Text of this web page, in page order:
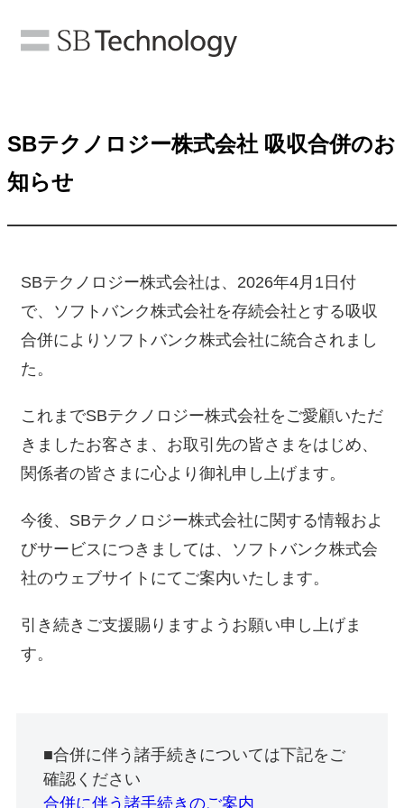
SBテクノロジー株式会社 吸収合併のお
知らせ
SBテクノロジー株式会社は、2026年4月1日付
で、ソフトバンク株式会社を存続会社とする吸収
合併によりソフトバンク株式会社に統合されまし
た。
これまでSBテクノロジー株式会社をご愛顧いただ
きましたお客さま、お取引先の皆さまをはじめ、
関係者の皆さまに心より御礼申し上げます。
今後、SBテクノロジー株式会社に関する情報およ
びサービスにつきましては、ソフトバンク株式会
社のウェブサイトにてご案内いたします。
引き続きご支援賜りますようお願い申し上げま
す。
■合併に伴う諸手続きについては下記をご
確認ください
合併に伴う諸手続きのご案内